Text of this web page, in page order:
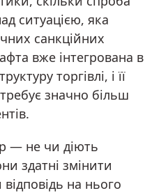
ситуацією, яка
санкційних
вже інтегрована в
торгівлі, і її
значно більш
— не чи діють
здатні змінити
на нього